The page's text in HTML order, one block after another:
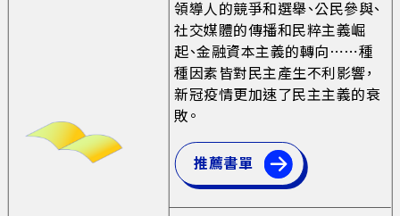
領導人的競爭和選舉、公民參與、
社交媒體的傳播和民粹主義崛
起、金融資本主義的轉向⋯⋯種
種因素皆對民主產生不利影響，
新冠疫情更加速了民主主義的衰
敗。
推薦書單